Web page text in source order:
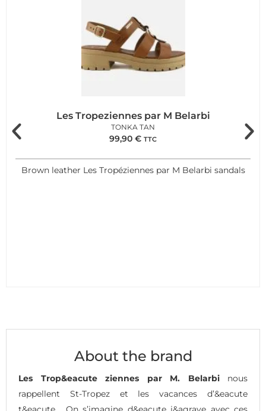
Les Tropeziennes par M Belarbi
TONKA TAN
99,90 € TTC
Brown leather Les Tropéziennes par M Belarbi sandals
About the brand
Les Trop&eacute ziennes par M. Belarbi nous
rappellent St-Tropez et les vacances d’&eacute